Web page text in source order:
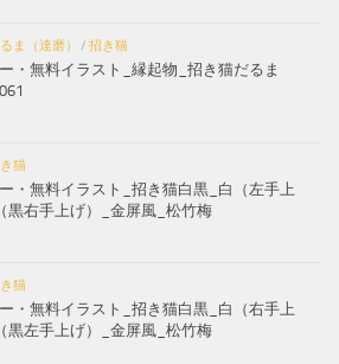
ま（達磨） / 招き猫
・無料イラスト_縁起物_招き猫だるま
猫
・無料イラスト_招き猫白黒_白（左手上
黒右手上げ）_金屏風_松竹梅
猫
・無料イラスト_招き猫白黒_白（右手上
黒左手上げ）_金屏風_松竹梅